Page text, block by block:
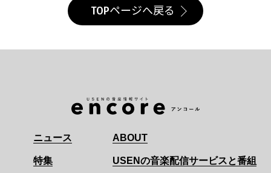
TOPページへ戻る
ニュース
特集
ABOUT
USENの音楽配信サービスと番組